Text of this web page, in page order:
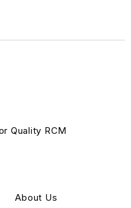
Quality RCM
About Us